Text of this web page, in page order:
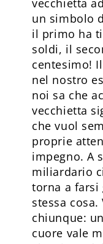
un simbolo
il primo ha
soldi, il
centesimo!
nel nostro
noi sa che
vecchietta
che vuol
proprie
impegno. A
miliardario
torna a farsi
stessa
chiunque:
cuore vale